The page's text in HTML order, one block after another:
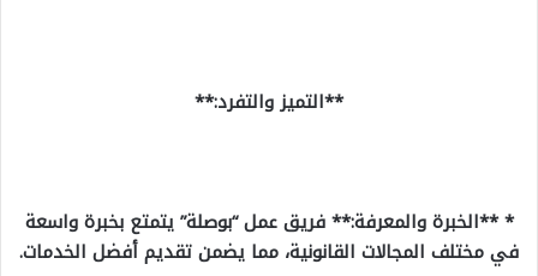
**التميز والتفرد:**
* **الخبرة والمعرفة:** فريق عمل “بوصلة” يتمتع بخبرة واسعة
في مختلف المجالات القانونية، مما يضمن تقديم أفضل الخدمات.